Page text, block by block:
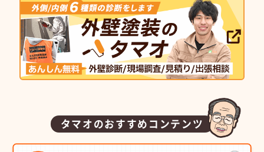
タマオのおすすめコンテンツ